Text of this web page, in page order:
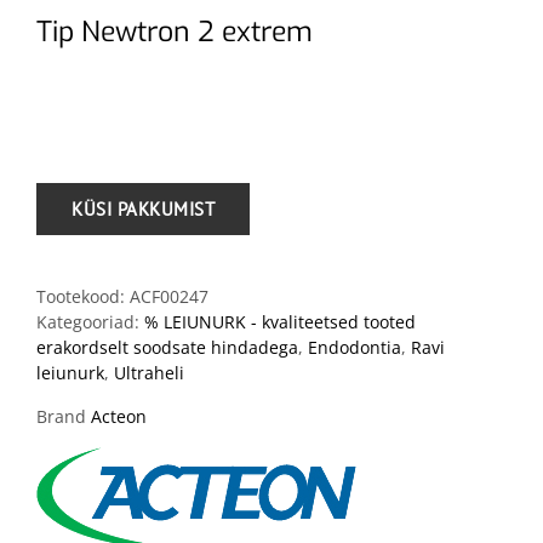
Tip Newtron 2 extrem
Tootekood: ACF00247
Kategooriad: % LEIUNURK - kvaliteetsed tooted
erakordselt soodsate hindadega, Endodontia, Ravi
leiunurk, Ultraheli
Brand Acteon